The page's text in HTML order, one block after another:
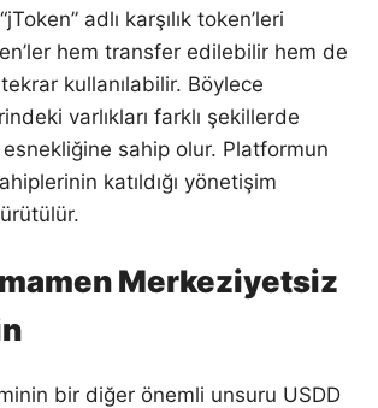
adlı karşılık token’leri
hem transfer edilebilir hem de
kullanılabilir. Böylece
varlıkları farklı şekillerde
sahip olur. Platformun
katıldığı yönetişim
Merkeziyetsiz
bir diğer önemli unsuru USDD